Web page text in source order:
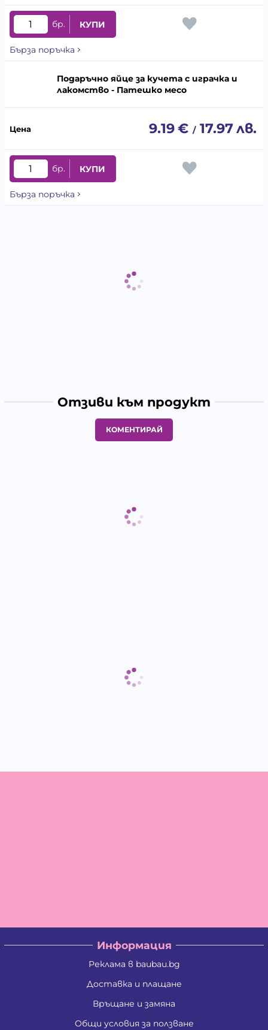
бр. КУПИ
Бърза поръчка
Подаръчно яйце за кучета с играчка и
лакомство - Патешко месо
9.19€ / 17.97лв.
бр. КУПИ
Бърза поръчка
Отзиви към продукт
КОМЕНТИРАЙ
Информация
Реклама в baubau.bg
Доставка и плащане
Връщане и замяна
Общи условия за ползване